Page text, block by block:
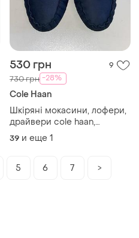
530 грн 9
730 грн -28%
Cole Haan
Шкіряні мокасини, лофери,
драйвери cole haan,
оригінал, р-р 39
39 и еще 1
5 6 7 >